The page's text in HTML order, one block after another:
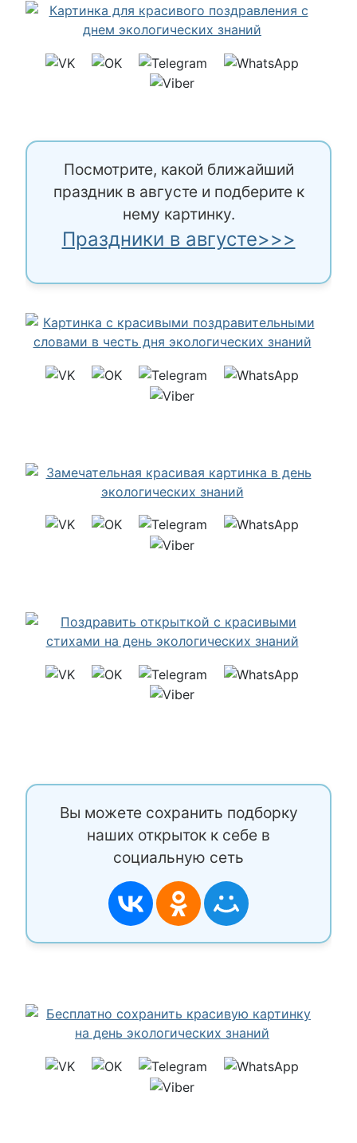
Посмотрите, какой ближайший
праздник в августе и подберите к
нему картинку.
Праздники в августе>>>
Вы можете сохранить подборку
наших открыток к себе в
социальную сеть